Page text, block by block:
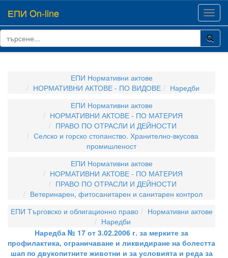
ЕПИ On-line
ЕПИ Нормативни актове
НОРМАТИВНИ АКТОВЕ - ПО ВИДОВЕ
Наредби
ЕПИ Нормативни актове
НОРМАТИВНИ АКТОВЕ - ПО МАТЕРИЯ
ПРАВО ПО ОТРАСЛИ И ДЕЙНОСТИ
Селско и горско стопанство. Хранително-вкусова
промишленост
ЕПИ Нормативни актове
НОРМАТИВНИ АКТОВЕ - ПО МАТЕРИЯ
ПРАВО ПО ОТРАСЛИ И ДЕЙНОСТИ
Ветеринарен, фитосанитарен и санитарен контрол
ЕПИ Търговско и облигационно право
Нормативни актове
Наредби
Наредба № 17 от 3.02.2006 г. за мерките за
профилактика, ограничаване и ликвидиране на болестта
шап по двукопитните животни и за условията и реда за